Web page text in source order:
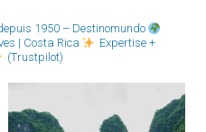
1950 – Destinomundo
| Costa Rica
Expertise +
(Trustpilot)